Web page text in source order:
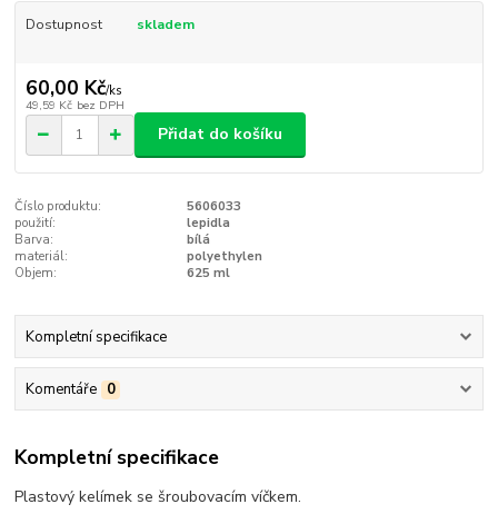
Dostupnost skladem
60,00 Kč/ks
49,59 Kč bez DPH
Přidat do košíku
Číslo produktu:
5606033
použití:
lepidla
Barva:
bílá
materiál:
polyethylen
Objem:
625 ml
Kompletní specifikace
Komentáře 0
Kompletní specifikace
Plastový kelímek se šroubovacím víčkem.